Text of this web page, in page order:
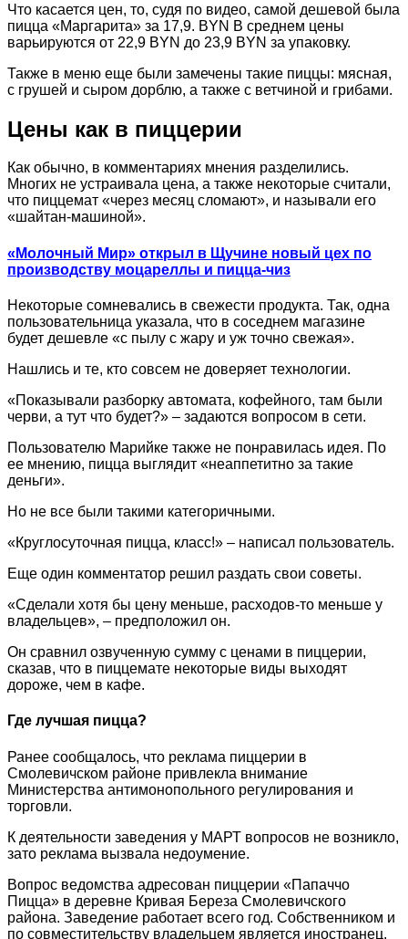
Что касается цен, то, судя по видео, самой дешевой была
пицца «Маргарита» за 17,9. BYN В среднем цены
варьируются от 22,9 BYN до 23,9 BYN за упаковку.
Также в меню еще были замечены такие пиццы: мясная,
с грушей и сыром дорблю, а также с ветчиной и грибами.
Цены как в пиццерии
Как обычно, в комментариях мнения разделились.
Многих не устраивала цена, а также некоторые считали,
что пиццемат «через месяц сломают», и называли его
«шайтан-машиной».
«Молочный Мир» открыл в Щучине новый цех по
производству моцареллы и пицца-чиз
Некоторые сомневались в свежести продукта. Так, одна
пользовательница указала, что в соседнем магазине
будет дешевле «с пылу с жару и уж точно свежая».
Нашлись и те, кто совсем не доверяет технологии.
«Показывали разборку автомата, кофейного, там были
черви, а тут что будет?» – задаются вопросом в сети.
Пользователю Марийке также не понравилась идея. По
ее мнению, пицца выглядит «неаппетитно за такие
деньги».
Но не все были такими категоричными.
«Круглосуточная пицца, класс!» – написал пользователь.
Еще один комментатор решил раздать свои советы.
«Сделали хотя бы цену меньше, расходов-то меньше у
владельцев», – предположил он.
Он сравнил озвученную сумму с ценами в пиццерии,
сказав, что в пиццемате некоторые виды выходят
дороже, чем в кафе.
Где лучшая пицца?
Ранее сообщалось, что реклама пиццерии в
Смолевичском районе привлекла внимание
Министерства антимонопольного регулирования и
торговли.
К деятельности заведения у МАРТ вопросов не возникло,
зато реклама вызвала недоумение.
Вопрос ведомства адресован пиццерии «Папаччо
Пицца» в деревне Кривая Береза Смолевичского
района. Заведение работает всего год. Собственником и
по совместительству владельцем является иностранец.